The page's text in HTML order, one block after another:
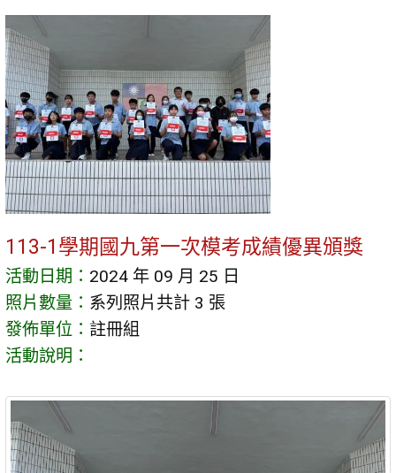
113-1學期國九第一次模考成績優異頒獎
活動日期： 2024 年 09 月 25 日
照片數量： 系列照片共計 3 張
發佈單位： 註冊組
活動說明：